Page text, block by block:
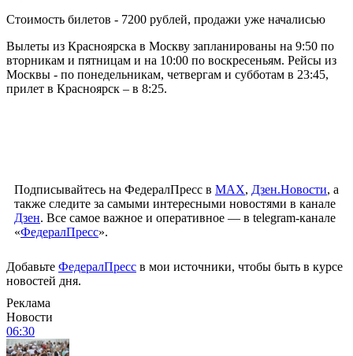
Стоимость билетов - 7200 рублей, продажи уже началисью
Вылеты из Красноярска в Москву запланированы на 9:50 по
вторникам и пятницам и на 10:00 по воскресеньям. Рейсы из
Москвы - по понедельникам, четвергам и субботам в 23:45,
прилет в Красноярск – в 8:25.
Подписывайтесь на ФедералПресс в МАХ, Дзен.Новости, а
также следите за самыми интересными новостями в канале
Дзен. Все самое важное и оперативное — в telegram-канале
«ФедералПресс».
Добавьте ФедералПресс в мои источники, чтобы быть в курсе
новостей дня.
Реклама
Новости
06:30